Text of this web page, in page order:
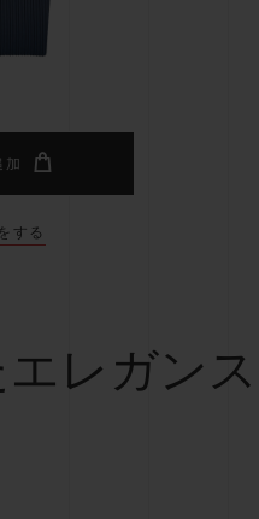
加
する
レガンス
返品無料